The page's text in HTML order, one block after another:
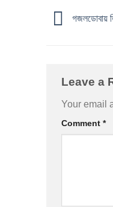
গজলডোবায়
Leave a
Your email
Comment *